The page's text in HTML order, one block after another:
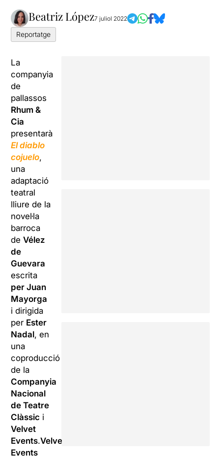
Beatriz López7 juliol 2022
Reportatge
La
companyia
de
pallassos
Rhum &
Cia
presentarà
El diablo
cojuelo,
una
adaptació
teatral
lliure de la
novel·la
barroca
deVélez
de
Guevara
escrita
per Juan
Mayorga
i dirigida
per Ester
Nadal, en
una
coproducció
de la
Companyia
Nacional
de Teatre
Clàssic i
Velvet
Events.Velvet
Events